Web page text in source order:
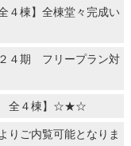
棟】全棟堂々完成い
４期 フリープラン対
全４棟】☆★☆
ご内覧可能となりま